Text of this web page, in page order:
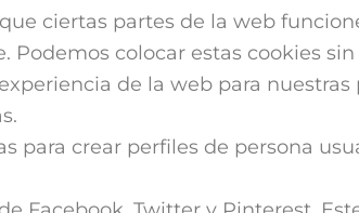
ciertas partes de la web
Podemos colocar estas cookies
de la web para nuestras
para crear perfiles de persona